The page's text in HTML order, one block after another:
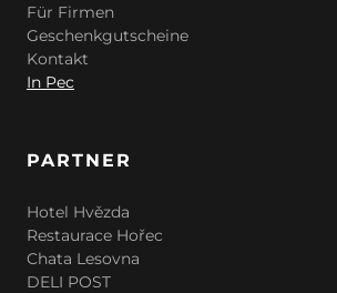
Für Firmen
Geschenkgutscheine
Kontakt
In Pec
PARTNER
Hotel Hvězda
Restaurace Hořec
Chata Lesovna
DELI POST